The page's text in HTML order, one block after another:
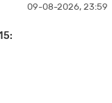
09-08-2026, 23:59